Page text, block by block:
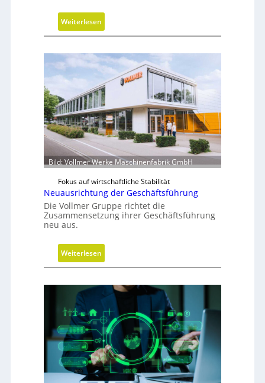
u
g
Weiterlesen
V
k
u
m
w
i
r
d
m
o
b
i
l
Bild: Vollmer Werke Maschinenfabrik GmbH
Fokus auf wirtschaftliche Stabilität
Neuausrichtung der Geschäftsführung
Die Vollmer Gruppe richtet die
Zusammensetzung ihrer Geschäftsführung
neu aus.
Weiterlesen
N
a
u
s
r
i
c